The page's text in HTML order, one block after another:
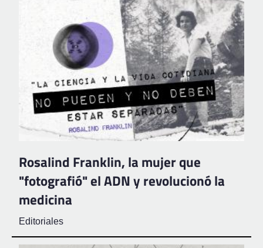
Rosalind Franklin, la mujer que
"fotografió" el ADN y revolucionó la
medicina
Editoriales